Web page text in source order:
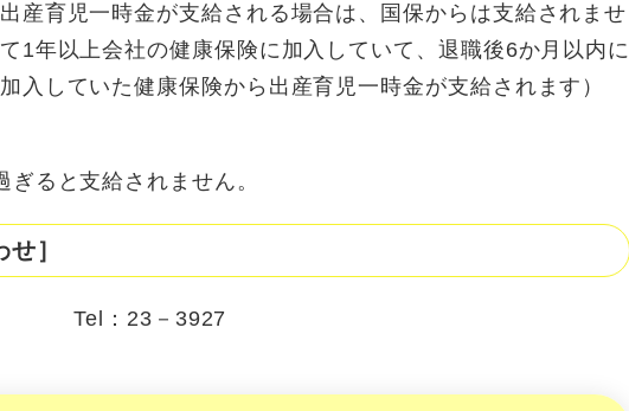
産育児一時金が支給される場合は、国保からは支給されませ
1年以上会社の健康保険に加入していて、退職後6か月以内に
入していた健康保険から出産育児一時金が支給されます）
ると支給されません。
］
Tel：23－3927